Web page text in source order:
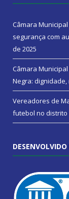
Câmara
segurança com
de 2025
Câmara
Negra:
Vereadores de
futebol no distrito